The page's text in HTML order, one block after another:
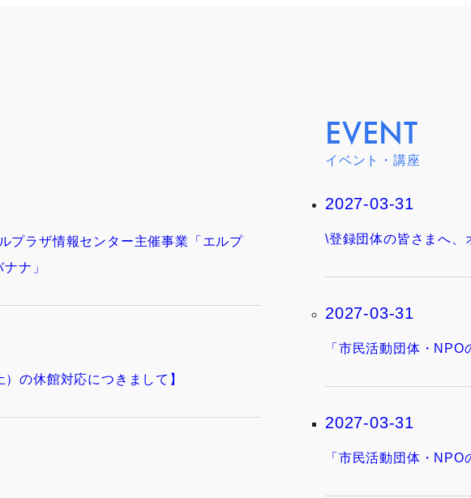
プラザ情報センター主催事業「エルプ
ナ」
の休館対応につきまして】
EVENT
イベント・講座
2027-03-31
\登録団体の皆さまへ、
2027-03-31
「市民活動団体・
2027-03-31
「市民活動団体・